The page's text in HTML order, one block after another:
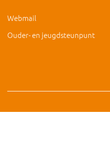
Webmail
Ouder- en jeugdsteunpunt
Copyright 2019 IVO Deurne |